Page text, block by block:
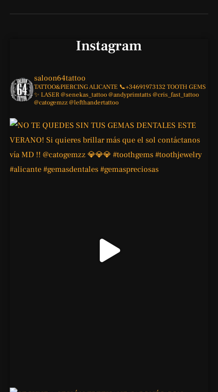
Instagram
saloon64tattoo
TATTOO&PIERCINGALICANTE 📞+34691973132TOOTH GEMS
✨ LASER@senekas_tattoo@andyprimtatts @cris_fast_tattoo
@catogemzz@lefthandertattoo